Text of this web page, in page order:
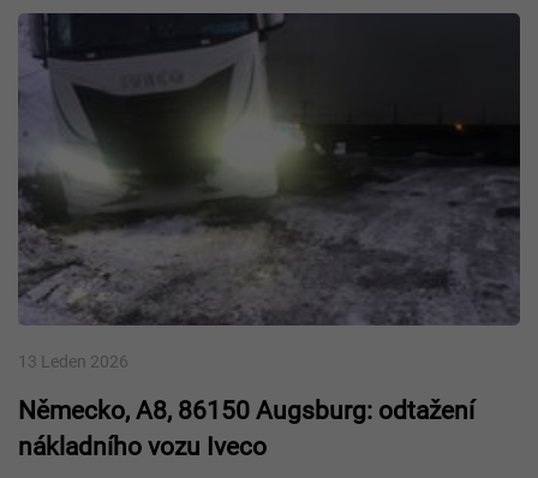
13 Leden 2026
Německo, A8, 86150 Augsburg: odtažení
nákladního vozu Iveco